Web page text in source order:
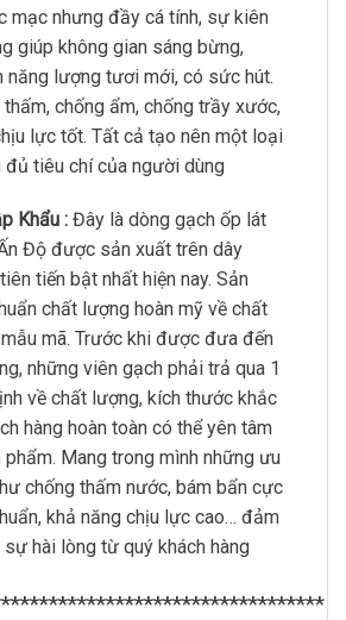
mạc nhưng đầy cá tính, sự kiên
giúp không gian sáng bừng,
năng lượng tươi mới, có sức hút.
chống ẩm, chống trầy xước,
lực tốt. Tất cả tạo nên một loại
tiêu chí của người dùng
Khẩu : Đây là dòng gạch ốp lát
Độ được sản xuất trên dây
tiến bật nhất hiện nay. Sản
chất lượng hoàn mỹ về chất
mã. Trước khi được đưa đến
những viên gạch phải trả qua 1
về chất lượng, kích thước khắc
hàng hoàn toàn có thể yên tâm
Mang trong mình những ưu
chống thấm nước, bám bẩn cực
khả năng chịu lực cao… đảm
hài lòng từ quý khách hàng